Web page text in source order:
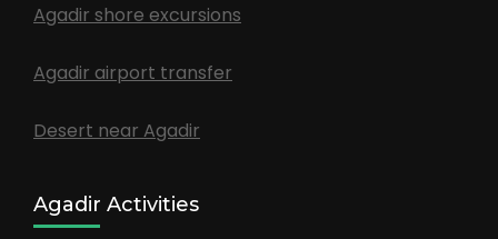
Agadir shore excursions
Agadir airport transfer
Desert near Agadir
Agadir Activities